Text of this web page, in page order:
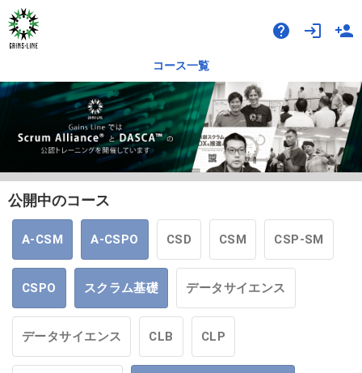
help login person_add
コース一覧
公開中のコース
A-CSM A-CSPO CSD CSM CSP-SM
CSPO スクラム基礎 データサイエンス
データサイエンス CLB CLP